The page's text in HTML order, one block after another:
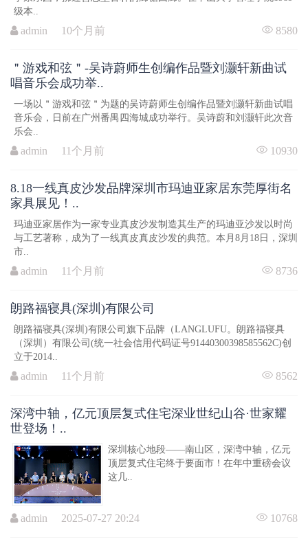
级本..
admin 10个月前 8580
＂游戏和弦＂-吴诗蔚师生创编作品暨刘灏轩新曲试
唱音乐会成功举..
一场以＂游戏和弦＂为题的吴诗蔚师生创编作品暨刘灏轩新曲试唱
音乐会，日前在广州番禺四海城成功举行。吴诗蔚和刘灏轩此次音
乐会..
admin 11个月前 10930
8.18一线真皮沙发品牌深圳市玛迪亚家居东莞厚街名
家具展见！..
玛迪亚家居作为一家专业真皮沙发制造其生产的玛迪亚沙发以时尚
与工艺著称，成为了一线真皮真皮沙发的典范。本月8月18日，深圳
市..
admin 11个月前 8736
朗路福寝具(深圳)有限公司
朗路福寝具(深圳)有限公司旗下品牌（LANGLUFU。朗路福寝具
（深圳）有限公司(统一社会信用代码证号91440300398585562C)创
立于2014..
admin 11个月前 8562
深湾中轴，亿元顶层复式住宅深业世纪山谷·世家耀
世登场！..
深圳核心地段——南山区，深湾中轴，亿元
顶层复式住宅终于要面市！在年中重磅会议
这几..
admin 2025-07-27 20:24 10768